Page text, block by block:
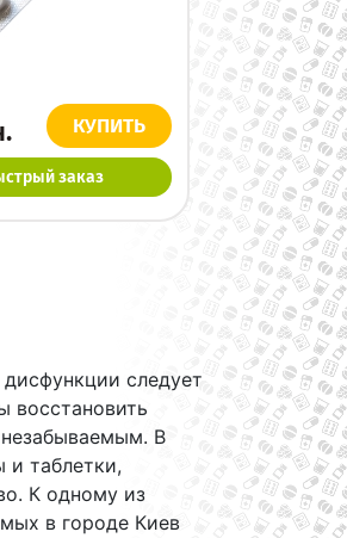
КУПИТЬ
заказ
следует
восстановить
В
таблетки,
К одному из
в городе Киев